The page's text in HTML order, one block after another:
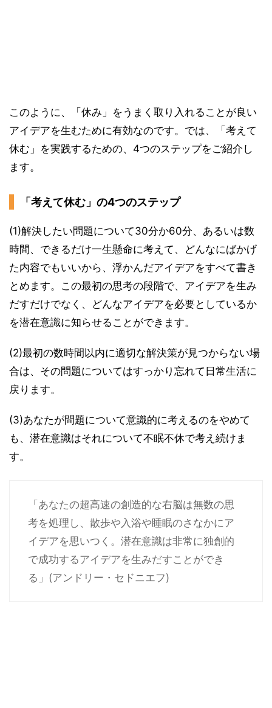
このように、「休み」をうまく取り入れることが良い
アイデアを生むために有効なのです。では、「考えて
休む」を実践するための、4つのステップをご紹介し
ます。
「考えて休む」の4つのステップ
(1)解決したい問題について30分か60分、あるいは数
時間、できるだけ一生懸命に考えて、どんなにばかげ
た内容でもいいから、浮かんだアイデアをすべて書き
とめます。この最初の思考の段階で、アイデアを生み
だすだけでなく、どんなアイデアを必要としているか
を潜在意識に知らせることができます。
(2)最初の数時間以内に適切な解決策が見つからない場
合は、その問題についてはすっかり忘れて日常生活に
戻ります。
(3)あなたが問題について意識的に考えるのをやめて
も、潜在意識はそれについて不眠不休で考え続けま
す。
「あなたの超高速の創造的な右脳は無数の思
考を処理し、散歩や入浴や睡眠のさなかにア
イデアを思いつく。潜在意識は非常に独創的
で成功するアイデアを生みだすことができ
る」(アンドリー・セドニエフ)